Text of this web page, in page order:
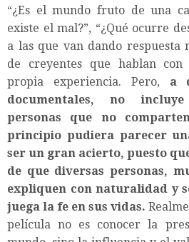
“¿Es el mundo fruto de una
existe el mal?”, “¿Qué ocurre
a las que van dando respuesta
de creyentes que hablan con
propia experiencia. Pero, a
documentales, no
personas que no
principio pudiera parecer
ser un gran acierto, puesto
de que diversas personas,
expliquen con naturalidad y
juega la fe en sus vidas.
película no es conocer la